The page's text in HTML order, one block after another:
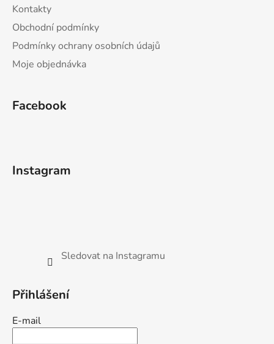
Kontakty
Obchodní podmínky
Podmínky ochrany osobních údajů
Moje objednávka
Facebook
Instagram
Sledovat na Instagramu
Přihlášení
E-mail